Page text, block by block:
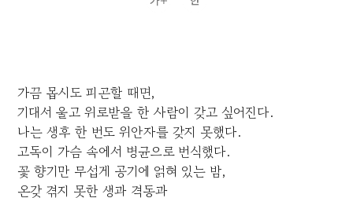
가끔 몹시도 피곤할 때면,
기대서 울고 위로받을 한 사람이 갖고 싶어진다.
나는 생후 한 번도 위안자를 갖지 못했다.
고독이 가슴 속에서 병균으로 번식했다.
꽃 향기만 무섭게 공기에 얽혀 있는 밤,
온갖 겪지 못한 생과 격동과